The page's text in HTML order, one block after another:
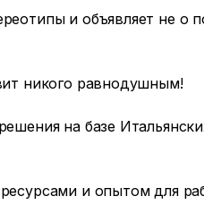
и объявляет не о
никого равнодушным!
на базе
и опытом для